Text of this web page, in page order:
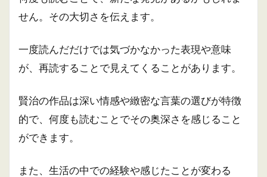
せん。その大切さを伝えます。
一度読んだだけでは気づかなかった表現や意味
が、再読することで見えてくることがあります。
賢治の作品は深い情感や緻密な言葉の選びが特徴
的で、何度も読むことでその奥深さを感じること
ができます。
また、生活の中での経験や感じたことが変わる